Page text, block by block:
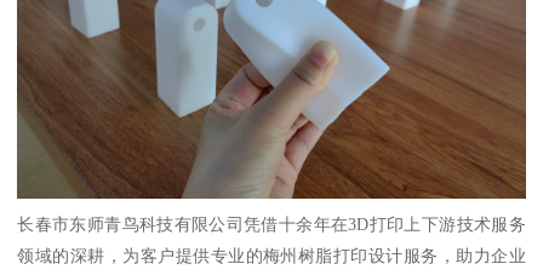
长春市东师青鸟科技有限公司凭借十余年在3D打印上下游技术服务
领域的深耕，为客户提供专业的梅州树脂打印设计服务，助力企业